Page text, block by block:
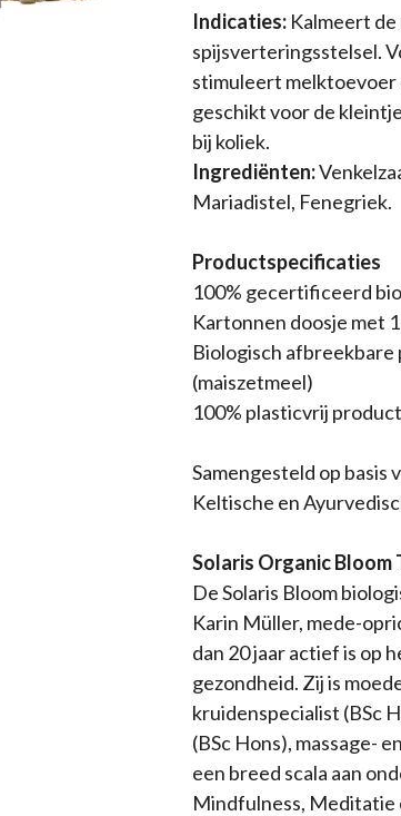
Indicaties: Kalmeert de
spijsverteringsstelsel.
stimuleert
geschikt voor de
bij koliek.
Ingrediënten:
Mariadistel, Fenegriek.
Productspecificaties
100% gecertificeerd
Kartonnen doosje met
Biologisch afbreekbare
(maiszetmeel)
100% plasticvrij product
Samengesteld op basis
Keltische en
Solaris Organic Bloom
De Solaris Bloom
Karin Müller, mede-
dan 20 jaar actief is op
gezondheid. Zij is
kruidenspecialist (BSc
(BSc Hons), massage-
een breed scala aan
Mindfulness, Meditatie